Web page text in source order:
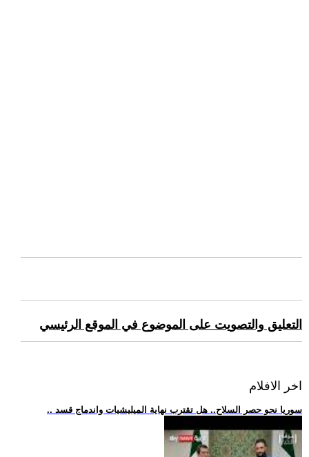
التعليق والتصويت على الموضوع في الموقع الرئيسي
اخر الافلام
.. سوريا نحو حصر السلاح.. هل تقترب نهاية الميليشيات واندماج قسد